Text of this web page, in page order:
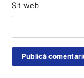
Sit web